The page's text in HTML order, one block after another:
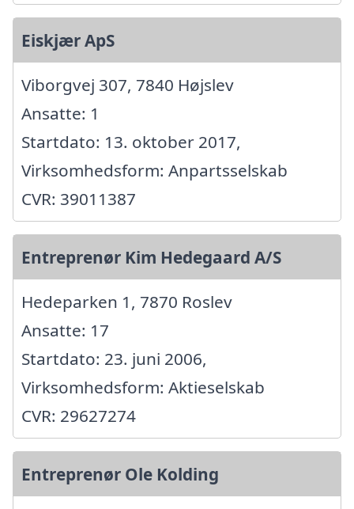
Eiskjær ApS
Viborgvej 307, 7840 Højslev
Ansatte: 1
Startdato: 13. oktober 2017,
Virksomhedsform: Anpartsselskab
CVR: 39011387
Entreprenør Kim Hedegaard A/S
Hedeparken 1, 7870 Roslev
Ansatte: 17
Startdato: 23. juni 2006,
Virksomhedsform: Aktieselskab
CVR: 29627274
Entreprenør Ole Kolding